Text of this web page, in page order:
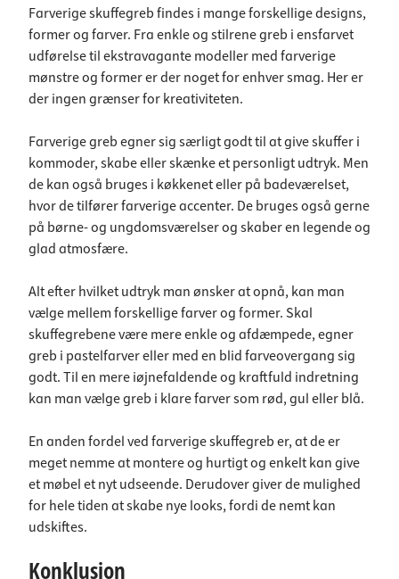
Farverige skuffegreb findes i mange forskellige designs,
former og farver. Fra enkle og stilrene greb i ensfarvet
udførelse til ekstravagante modeller med farverige
mønstre og former er der noget for enhver smag. Her er
der ingen grænser for kreativiteten.
Farverige greb egner sig særligt godt til at give skuffer i
kommoder, skabe eller skænke et personligt udtryk. Men
de kan også bruges i køkkenet eller på badeværelset,
hvor de tilfører farverige accenter. De bruges også gerne
på børne- og ungdomsværelser og skaber en legende og
glad atmosfære.
Alt efter hvilket udtryk man ønsker at opnå, kan man
vælge mellem forskellige farver og former. Skal
skuffegrebene være mere enkle og afdæmpede, egner
greb i pastelfarver eller med en blid farveovergang sig
godt. Til en mere iøjnefaldende og kraftfuld indretning
kan man vælge greb i klare farver som rød, gul eller blå.
En anden fordel ved farverige skuffegreb er, at de er
meget nemme at montere og hurtigt og enkelt kan give
et møbel et nyt udseende. Derudover giver de mulighed
for hele tiden at skabe nye looks, fordi de nemt kan
udskiftes.
Konklusion